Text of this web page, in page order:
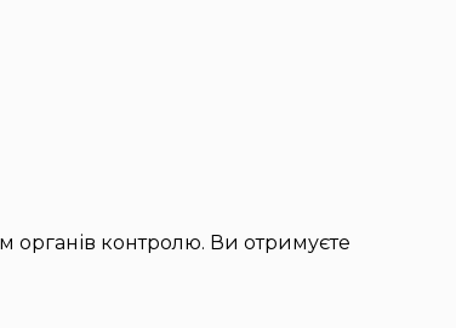
органів контролю. Ви отримуєте